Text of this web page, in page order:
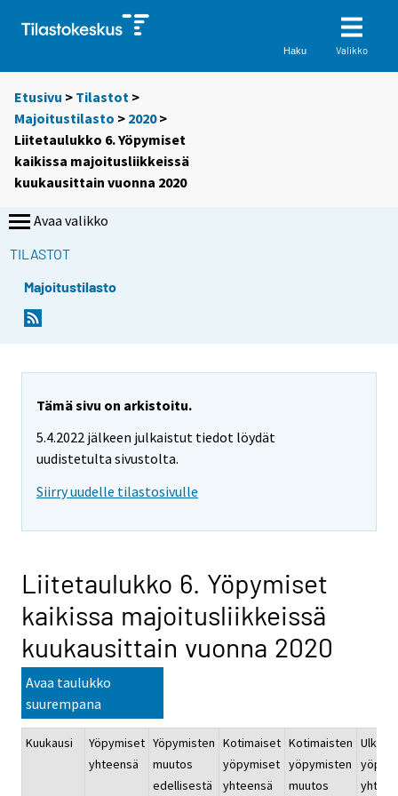
Haku Valikko
Etusivu > Tilastot >
Majoitustilasto > 2020>
Liitetaulukko 6. Yöpymiset
kaikissa majoitusliikkeissä
kuukausittain vuonna 2020
Avaa valikko
TILASTOT
Majoitustilasto
Tämä sivu on arkistoitu.
5.4.2022 jälkeen julkaistut tiedot löydät
uudistetulta sivustolta.
Siirry uudelle tilastosivulle
Liitetaulukko 6. Yöpymiset
kaikissa majoitusliikkeissä
kuukausittain vuonna 2020
Avaa taulukko
suurempana
Kuukausi
Yöpymiset
yhteensä
Yöpymisten
muutos
edellisestä
Kotimaiset
yöpymiset
yhteensä
Kotimaisten
yöpymisten
muutos